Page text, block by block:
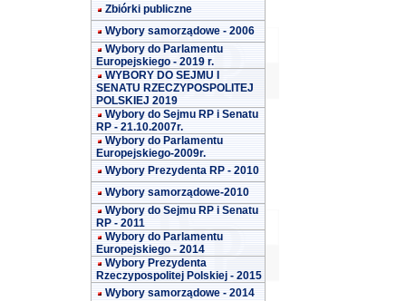
Zbiórki publiczne
Wybory samorządowe - 2006
Wybory do Parlamentu
Europejskiego - 2019 r.
WYBORY DO SEJMU I
SENATU RZECZYPOSPOLITEJ
POLSKIEJ 2019
Wybory do Sejmu RP i Senatu
RP - 21.10.2007r.
Wybory do Parlamentu
Europejskiego-2009r.
Wybory Prezydenta RP - 2010
Wybory samorządowe-2010
Wybory do Sejmu RP i Senatu
RP - 2011
Wybory do Parlamentu
Europejskiego - 2014
Wybory Prezydenta
Rzeczypospolitej Polskiej - 2015
Wybory samorządowe - 2014